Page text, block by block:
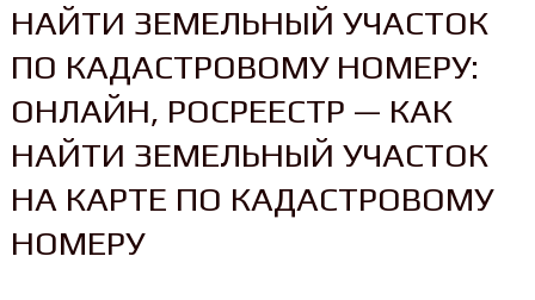
НАЙТИ ЗЕМЕЛЬНЫЙ УЧАСТОК
ПО КАДАСТРОВОМУ НОМЕРУ:
ОНЛАЙН, РОСРЕЕСТР — КАК
НАЙТИ ЗЕМЕЛЬНЫЙ УЧАСТОК
НА КАРТЕ ПО КАДАСТРОВОМУ
НОМЕРУ